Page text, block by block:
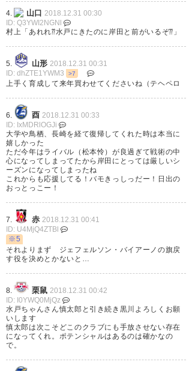
てほしい。 #岸田翔平 #trinita
#mitohollyhock 岸田翔平選
手 水戸ホーリーホックへ完全
移籍のお知らせ | 大分トリニー
タ…https://t.co/jy0ItA2JlP
— monotone (monotone_naf)
2018, 12月 29
大宮アルディージャとかいう神
クラブ
— ハイルーカ（廣岡）@NEXT
ENTANGLE (@54yuzy)2018年
12月29日
黒川くん更新本当に嬉しい しか
も大宮から清水選手も来てくれ
る！その上大分から岸田選手！
4. 山口 2018.12.31 00:30
ID: Q3YWI2NGNl
村上「あれれ⁇水戸にきたのに岸田と前がいるぞ⁇」
5. 山形 2018.12.31 00:31
ID: dhZTE1YWM3
>7
上手く育成して来年買わせてくださいね（テヘペロ
6. 酉 2018.12.31 00:33
ID: IxMDRlOGJi
大学や鳥栖、長崎を経て復帰してくれた時は本当に
嬉しかった
ただ今年はライバル（松本怜）が良過ぎて戦術の中
心になってしまってたから岸田にとっては厳しいシ
ーズンになってしまったね
これからも応援してる！バモきっしっだー！日出の
おっとっこー！
7. 赤 2018.12.31 00:41
ID: U4MjQ4ZTBl
※5
それよりまず ジェフェルソン・バイアーノの旗戻
す役を決めとかないと…
8. 栗鼠 2018.12.31 00:42
ID: I0YWQ0MjQz
水戸ちゃんさん慎太郎と引き続き黒川よろしくお願
いします
慎太郎は次こそどこのクラブにも手放させない存在
になってくれ。ポテンシャルはあるのは確かなの
で。